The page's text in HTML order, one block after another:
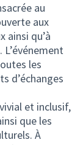
au
aux
ainsi qu’à
les
d’échanges
et inclusif,
que les
À